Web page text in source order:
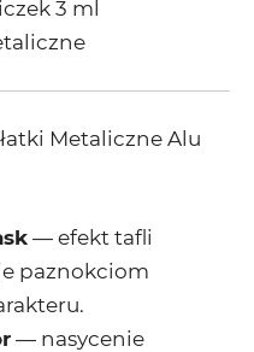
3 ml
Metaliczne Alu
— efekt tafli
paznokciom
— nasycenie